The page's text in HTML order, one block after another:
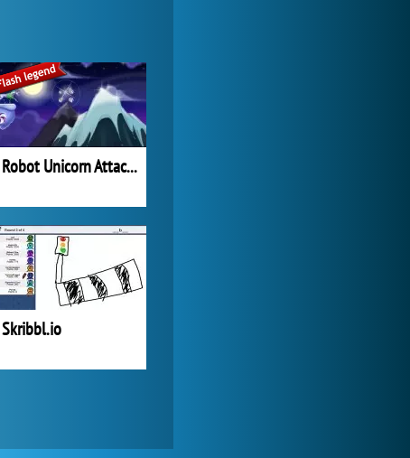
Robot Unicorn Attack Christmas
Skribbl.io
My Free Zoo
1 007 502x